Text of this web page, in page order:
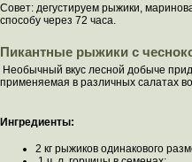
Совет: дегустируем рыжики,
способу через 72 часа.
Пикантные рыжики с
Необычный вкус лесной добыче
применяемая в различных салатах
Ингредиенты:
2 кг рыжиков одинакового